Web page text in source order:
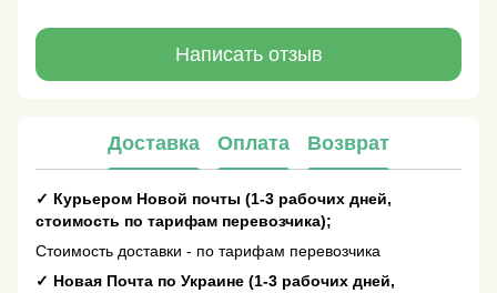
Написать отзыв
Доставка Оплата Возврат
✓ Курьером Новой почты (1-3 рабочих дней,
стоимость по тарифам перевозчика);
Стоимость доставки - по тарифам перевозчика
✓ Новая Почта по Украине (1-3 рабочих дней,